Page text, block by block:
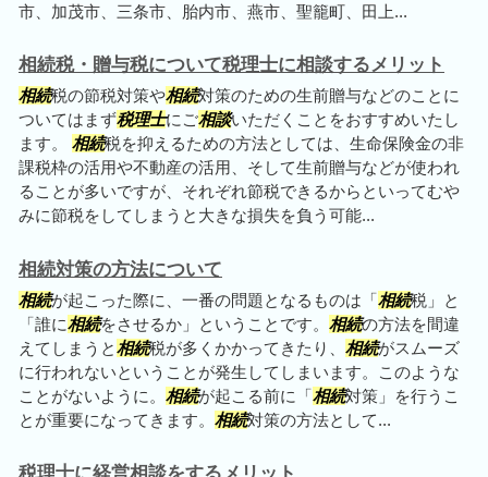
市、加茂市、三条市、胎内市、燕市、聖籠町、田上...
相続税・贈与税について税理士に相談するメリット
相続税の節税対策や相続対策のための生前贈与などのことに
ついてはまず税理士にご相談いただくことをおすすめいたし
ます。 相続税を抑えるための方法としては、生命保険金の非
課税枠の活用や不動産の活用、そして生前贈与などが使われ
ることが多いですが、それぞれ節税できるからといってむや
みに節税をしてしまうと大きな損失を負う可能...
相続対策の方法について
相続が起こった際に、一番の問題となるものは「相続税」と
「誰に相続をさせるか」ということです。 相続の方法を間違
えてしまうと相続税が多くかかってきたり、 相続がスムーズ
に行われないということが発生してしまいます。このような
ことがないように。 相続が起こる前に「相続対策」を行うこ
とが重要になってきます。 相続対策の方法として...